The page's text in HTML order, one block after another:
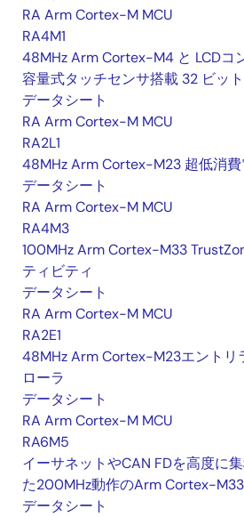
RA Arm Cortex-M MCU
RA4M1
48MHz Arm Cortex-M4 と LCDコ
容量式タッチセンサ搭載 32 ビッ
データシート
RA Arm Cortex-M MCU
RA2L1
48MHz Arm Cortex-M23 超低消
データシート
RA Arm Cortex-M MCU
RA4M3
100MHz Arm Cortex-M33
ティビティ
データシート
RA Arm Cortex-M MCU
RA2E1
48MHz Arm Cortex-M23エントリ
ローラ
データシート
RA Arm Cortex-M MCU
RA6M5
イーサネットやCAN FDを高度に
た200MHz動作のArm Cortex-
データシート